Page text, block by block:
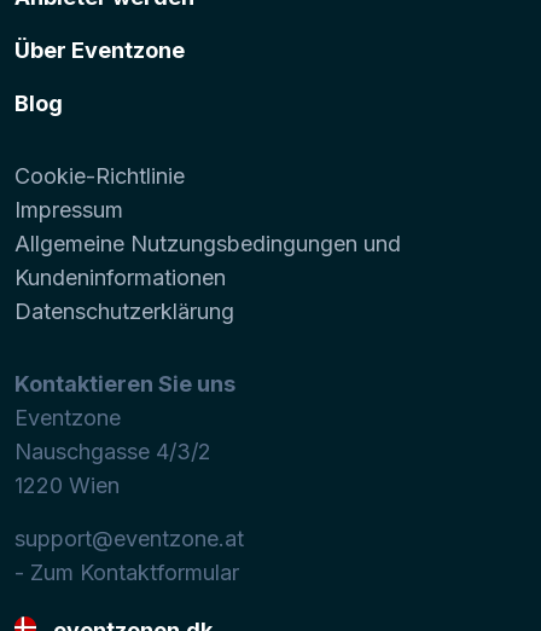
Über Eventzone
Blog
Cookie-Richtlinie
Impressum
Allgemeine Nutzungsbedingungen und
Kundeninformationen
Datenschutzerklärung
Kontaktieren Sie uns
Eventzone
Nauschgasse 4/3/2
1220 Wien
support@eventzone.at
- Zum Kontaktformular